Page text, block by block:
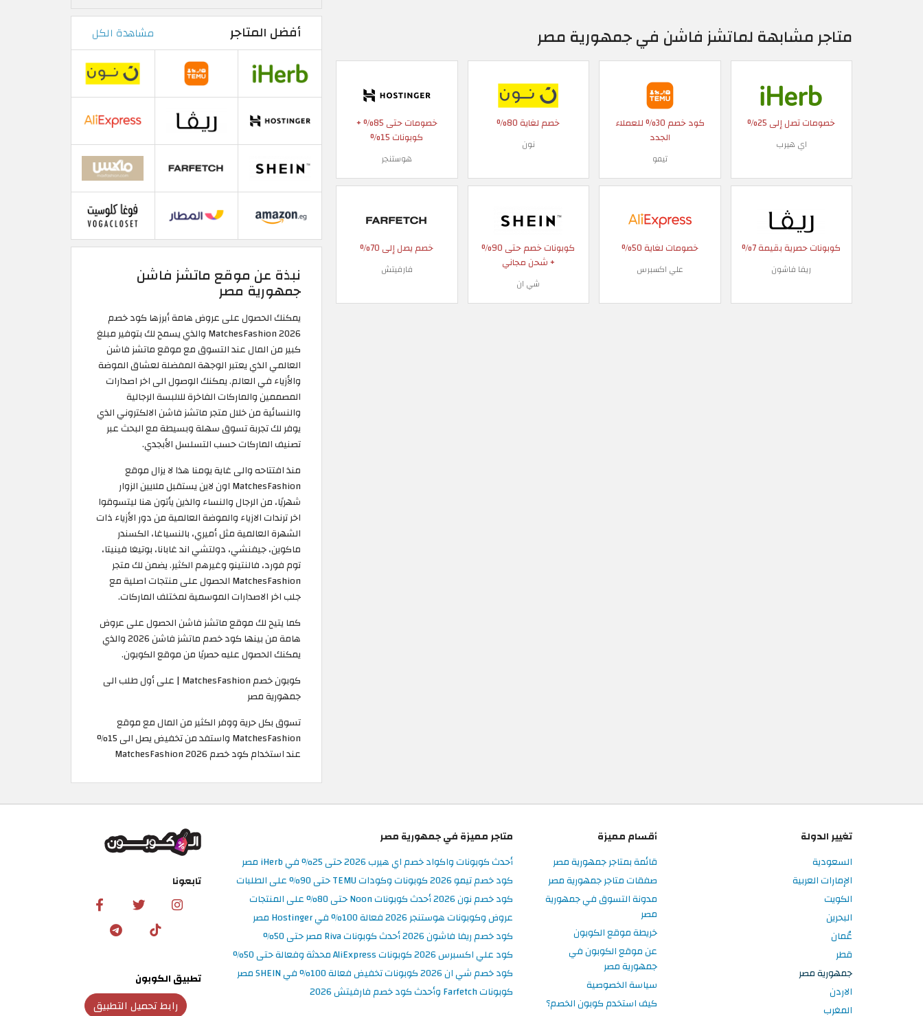
متاجر مشابهة لماتشز فاشن في جمهورية مصر
خصومات تصل إلى 25%
اي هيرب
كود خصم 30% للعملاء
الجدد
تيمو
خصم لغاية 80%
نون
خصومات حتى 85% +
كوبونات 15%
هوستنجر
كوبونات حصرية بقيمة 7%
ريفا فاشون
خصومات لغاية 50%
علي اكسبرس
كوبونات خصم حتى 90%
+ شحن مجاني
شي ان
خصم يصل إلى 70%
فارفيتش
أفضل المتاجر مشاهدة الكل
نبذة عن موقع ماتشز فاشن
جمهورية مصر
يمكنك الحصول على عروض هامة أبرزها كود خصم
MatchesFashion 2026 والذي يسمح لك بتوفير مبلغ
كبير من المال عند التسوق مع موقع ماتشز فاشن
العالمي الذي يعتبر الوجهة المفضلة لعشاق الموضة
والأزياء في العالم. يمكنك الوصول الى اخر اصدارات
المصممين والماركات الفاخرة للالبسة الرجالية
والنسائية من خلال متجر ماتشز فاشن الالكتروني الذي
يوفر لك تجربة تسوق سهلة وبسيطة مع البحث عبر
تصنيف الماركات حسب التسلسل الأبجدي.
منذ افتتاحه والى غاية يومنا هذا لا يزال موقع
MatchesFashion اون لاين يستقبل ملايين الزوار
شهريًا، من الرجال والنساء والذين يأتون هنا ليتسوقوا
اخر ترندات الازياء والموضة العالمية من دور الأزياء ذات
الشهرة العالمية مثل أميري، بالنسياغا، الكسندر
ماكوين، جيفنشي، دولتشي اند غابانا، بوتيغا فينيتا،
توم فورد، فالنتينو وغيرهم الكثير. يضمن لك متجر
MatchesFashion الحصول على منتجات اصلية مع
جلب اخر الاصدارات الموسمية لمختلف الماركات.
كما يتيح لك موقع ماتشز فاشن الحصول على عروض
هامة من بينها كود خصم ماتشز فاشن 2026 والذي
يمكنك الحصول عليه حصريًا من موقع الكوبون.
كوبون خصم MatchesFashion | على أول طلب الى
جمهورية مصر
تسوق بكل حرية ووفر الكثير من المال مع موقع
MatchesFashion واستفد من تخفيض يصل الى 15%
عند استخدام كود خصم MatchesFashion 2026
تغيير الدولة
السعودية
الإمارات العربية
الكويت
البحرين
عُمان
قطر
جمهورية مصر
الاردن
المغرب
أقسام مميزة
قائمة بمتاجر جمهورية مصر
صفقات متاجر جمهورية مصر
مدونة التسوق في جمهورية
مصر
خريطة موقع الكوبون
عن موقع الكوبون في
جمهورية مصر
سياسة الخصوصية
كيف استخدم كوبون الخصم؟
متاجر مميزة في جمهورية مصر
أحدث كوبونات واكواد خصم اي هيرب 2026 حتى 25% في iHerb مصر
كود خصم تيمو 2026 كوبونات وكودات TEMU حتى 90% على الطلبات
كود خصم نون 2026 أحدث كوبونات Noon حتى 80% على المنتجات
عروض وكوبونات هوستنجر 2026 فعالة 100% في Hostinger مصر
كود خصم ريفا فاشون 2026 أحدث كوبونات Riva مصر حتى 50%
كود علي اكسبرس 2026 كوبونات AliExpress محدثة وفعالة حتى 50%
كود خصم شي ان 2026 كوبونات تخفيض فعالة 100% في SHEIN مصر
كوبونات Farfetch وأحدث كود خصم فارفيتش 2026
تابعونا
تطبيق الكوبون
رابط تحميل التطبيق